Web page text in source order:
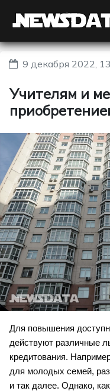
9 декабря 2022,
Учителям и
Для повышения
действуют различные
кредитования.
для молодых семей,
и так далее. Однако,